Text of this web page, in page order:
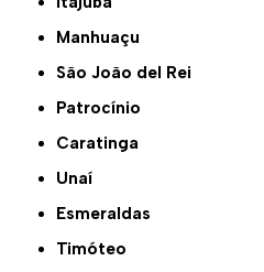
Manhuaçu
São João del Rei
Patrocínio
Caratinga
Unaí
Esmeraldas
Timóteo